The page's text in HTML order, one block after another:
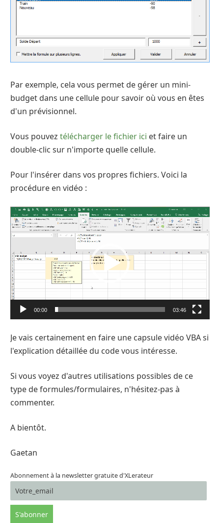
Par exemple, cela vous permet de gérer un mini-
budget dans une cellule pour savoir où vous en êtes
d'un prévisionnel.
Vous pouvez télécharger le fichier ici et faire un
double-clic sur n'importe quelle cellule.
Pour l'insérer dans vos propres fichiers. Voici la
procédure en vidéo :
Lecteur
vidéo
00:00 03:46
Je vais certainement en faire une capsule vidéo VBA si
l'explication détaillée du code vous intéresse.
Si vous voyez d'autres utilisations possibles de ce
type de formules/formulaires, n'hésitez-pas à
commenter.
A bientôt.
Gaetan
Abonnement à la newsletter gratuite d'XLerateur